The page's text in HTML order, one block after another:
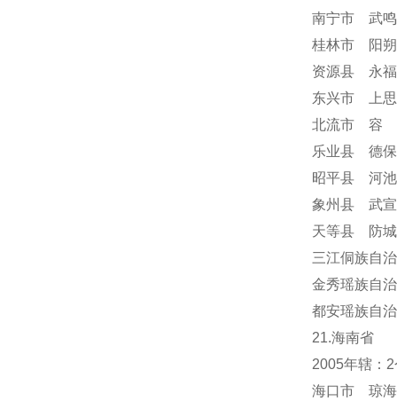
南宁市 武
桂林市 阳
资源县 永
东兴市 上
北流市 容
乐业县 德
昭平县 河
象州县 武
天等县 防
三江侗族自
金秀瑶族自
都安瑶族自
21.海南省
2005年辖：
海口市 琼